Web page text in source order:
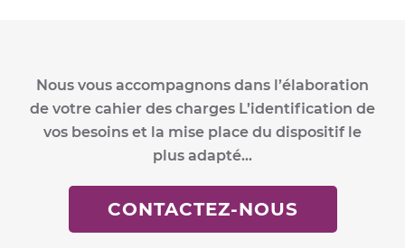
Nous vous accompagnons dans l’élaboration
de votre cahier des charges L’identification de
vos besoins et la mise place du dispositif le
plus adapté...
CONTACTEZ-NOUS